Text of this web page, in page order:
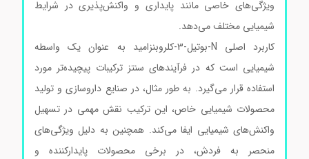
ویژگی‌های خاصی مانند پایداری و واکنش‌پذیری در شرایط
شیمیایی مختلف می‌دهد.
کاربرد اصلی N-بوتیل-3-کلروبنزامید به عنوان یک واسطه
شیمیایی است که در فرآیندهای سنتز ترکیبات پیچیده‌تر مورد
استفاده قرار می‌گیرد. به طور مثال، در صنایع داروسازی و تولید
محصولات شیمیایی خاص، این ترکیب نقش مهمی در تسهیل
واکنش‌های شیمیایی ایفا می‌کند. همچنین به دلیل ویژگی‌های
منحصر به فردش، در برخی محصولات پایدارکننده و